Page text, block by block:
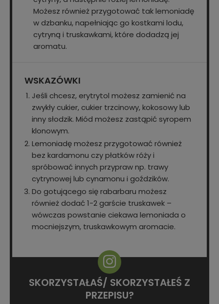
Możesz również przygotować tak lemoniadę
w dzbanku, napełniając go kostkami lodu,
cytryną i truskawkami, które dodadzą jej
aromatu.
WSKAZÓWKI
Jeśli chcesz, erytrytol możesz zamienić na
zwykły cukier, cukier trzcinowy, kokosowy lub
inny słodzik. Miód możesz zastąpić syropem
klonowym.
Lemoniadę możesz przygotować również
bez kardamonu czy płatków róży i
spróbować innych przypraw np. trawy
cytrynowej lub cynamonu i goździków.
Do gotującego się rabarbaru możesz
również dodać 1-2 garście truskawek –
wówczas powstanie ciekawa lemoniada o
mocniejszym, truskawkowym aromacie.
SKORZYSTAŁAŚ/ SKORZYSTAŁEŚ Z
PRZEPISU?